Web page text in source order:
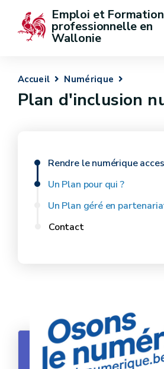
Emploi et Formation
professionnelle en
Wallonie
Accueil Numérique
Plan d'inclusion
Rendre le numérique
Un Plan pour qui ?
Un Plan géré en
Contact